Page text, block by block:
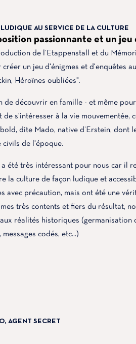
passionnante et un
AU SERVICE DE LA CULTURE
de l’Etappenstall et du
créer un jeu d'énigmes et d'enquêtes
Héroïnes oubliées".
de découvrir en famille - et même
de s'intéresser à la vie mouvementée,
dite Mado, native d’Erstein,
civils de l'époque.
été très intéressant pour nous car il
la culture de façon ludique et
avec précaution, mais ont été une
très contents et fiers du résultat,
réalités historiques (germanisation
messages codés, etc...)
AGENT SECRET